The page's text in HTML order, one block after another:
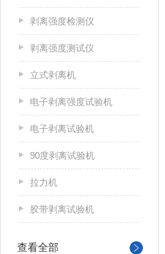
剥离强度检测仪
剥离强度测试仪
立式剥离机
电子剥离强度试验机
电子剥离试验机
90度剥离试验机
拉力机
胶带剥离试验机
查看全部